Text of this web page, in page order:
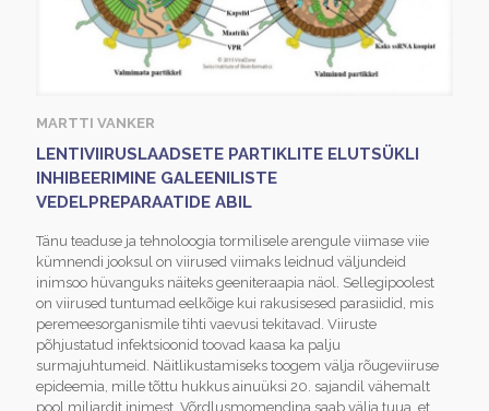
MARTTI VANKER
LENTIVIIRUSLAADSETE PARTIKLITE ELUTSÜKLI
INHIBEERIMINE GALEENILISTE
VEDELPREPARAATIDE ABIL
Tänu teaduse ja tehnoloogia tormilisele arengule viimase viie
kümnendi jooksul on viirused viimaks leidnud väljundeid
inimsoo hüvanguks näiteks geeniteraapia näol. Sellegipoolest
on viirused tuntumad eelkõige kui rakusisesed parasiidid, mis
peremeesorganismile tihti vaevusi tekitavad. Viiruste
põhjustatud infektsioonid toovad kaasa ka palju
surmajuhtumeid. Näitlikustamiseks toogem välja rõugeviiruse
epideemia, mille tõttu hukkus ainuüksi 20. sajandil vähemalt
pool miljardit inimest. Võrdlusmomendina saab välja tuua, et